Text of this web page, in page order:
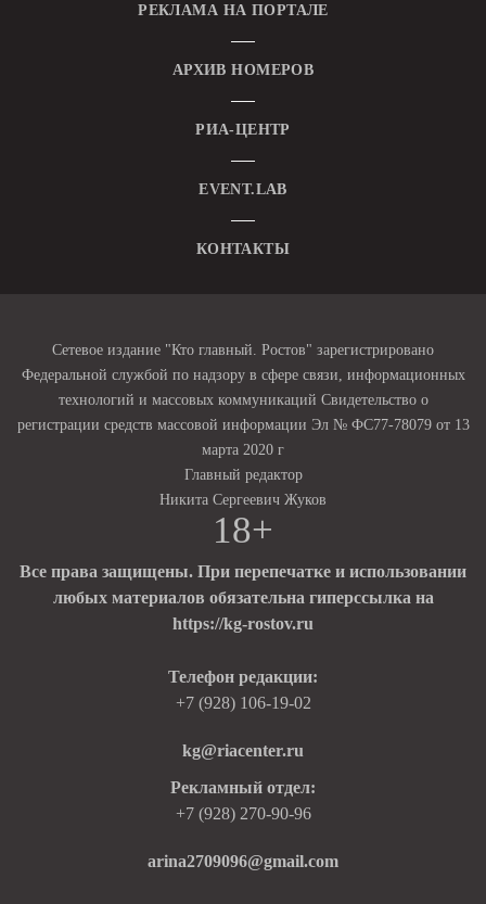
РЕКЛАМА НА ПОРТАЛЕ
АРХИВ НОМЕРОВ
РИА-ЦЕНТР
EVENT.LAB
КОНТАКТЫ
Сетевое издание "Кто главный. Ростов" зарегистрировано
Федеральной службой по надзору в сфере связи, информационных
технологий и массовых коммуникаций Свидетельство о
регистрации средств массовой информации Эл № ФС77-78079 от 13
марта 2020 г
Главный редактор
Никита Сергеевич Жуков
18+
Все права защищены. При перепечатке и использовании
любых материалов обязательна гиперссылка на
https://kg-rostov.ru
Телефон редакции:
+7 (928) 106-19-02
kg@riacenter.ru
Рекламный отдел:
+7 (928) 270-90-96
arina2709096@gmail.com